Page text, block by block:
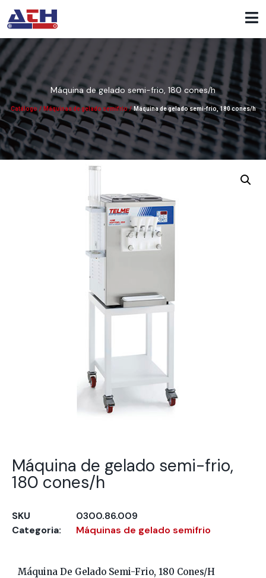
Máquina de gelado semi-frio, 180 cones/h
Catálogo / Máquinas de gelado semifrio / Máquina de gelado semi-frio, 180 cones/h
Máquina de gelado semi-frio,
180 cones/h
SKU
0300.86.009
Categoria:
Máquinas de gelado semifrio
Máquina De Gelado Semi-Frio, 180 Cones/h